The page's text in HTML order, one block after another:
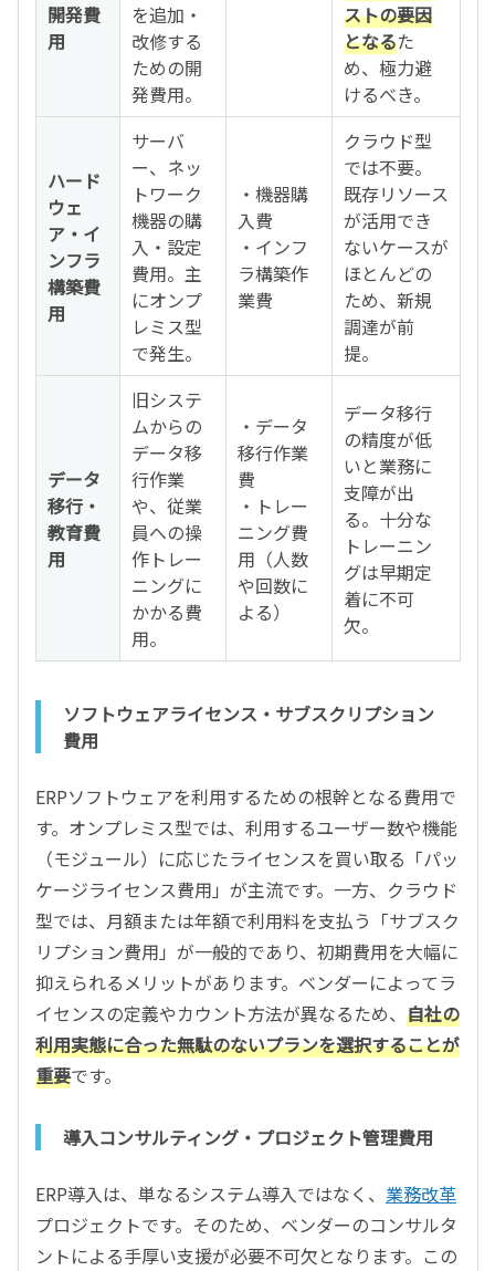
開発費
用
を追加・
改修する
ための開
発費用。
ストの要因
となるた
め、極力避
けるべき。
ハード
ウェ
ア・イ
ンフラ
構築費
用
サーバ
ー、ネッ
トワーク
機器の購
入・設定
費用。主
にオンプ
レミス型
で発生。
・機器購
入費
・インフ
ラ構築作
業費
クラウド型
では不要。
既存リソース
が活用でき
ないケースが
ほとんどの
ため、新規
調達が前
提。
データ
移行・
教育費
用
旧システ
ムからの
データ移
行作業
や、従業
員への操
作トレー
ニングに
かかる費
用。
・データ
移行作業
費
・トレー
ニング費
用（人数
や回数に
よる）
データ移行
の精度が低
いと業務に
支障が出
る。十分な
トレーニン
グは早期定
着に不可
欠。
ソフトウェアライセンス・サブスクリプション
費用
ERPソフトウェアを利用するための根幹となる費用で
す。オンプレミス型では、利用するユーザー数や機能
（モジュール）に応じたライセンスを買い取る「パッ
ケージライセンス費用」が主流です。一方、クラウド
型では、月額または年額で利用料を支払う「サブスク
リプション費用」が一般的であり、初期費用を大幅に
抑えられるメリットがあります。ベンダーによってラ
イセンスの定義やカウント方法が異なるため、 自社の
利用実態に合った無駄のないプランを選択することが
重要です。
導入コンサルティング・プロジェクト管理費用
ERP導入は、単なるシステム導入ではなく、 業務改革
プロジェクトです。そのため、ベンダーのコンサルタ
ントによる手厚い支援が必要不可欠となります。この